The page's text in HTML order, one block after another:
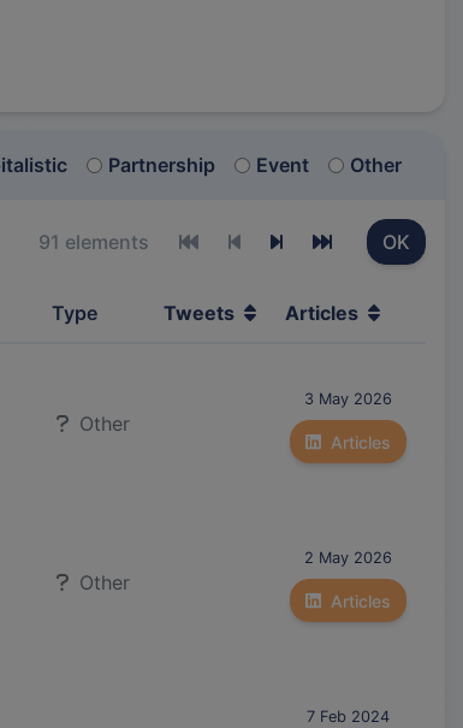
Partnership Event Other
91 elements First pagePrevious page
Next page
Last page
OK
Type Tweets Articles
Other
3 May 2026
Articles
Other
2 May 2026
Articles
7 Feb 2024